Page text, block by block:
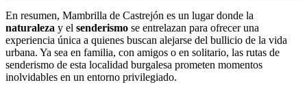
En resumen, Mambrilla de Castrejón es un lugar donde la
naturaleza y el senderismo se entrelazan para ofrecer una
experiencia única a quienes buscan alejarse del bullicio de la vida
urbana. Ya sea en familia, con amigos o en solitario, las rutas de
senderismo de esta localidad burgalesa prometen momentos
inolvidables en un entorno privilegiado.